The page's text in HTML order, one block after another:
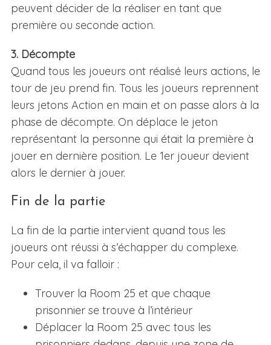
peuvent décider de la réaliser en tant que
première ou seconde action.
3. Décompte
Quand tous les joueurs ont réalisé leurs actions, le
tour de jeu prend fin. Tous les joueurs reprennent
leurs jetons Action en main et on passe alors à la
phase de décompte. On déplace le jeton
représentant la personne qui était la première à
jouer en dernière position. Le 1er joueur devient
alors le dernier à jouer.
Fin de la partie
La fin de la partie intervient quand tous les
joueurs ont réussi à s’échapper du complexe.
Pour cela, il va falloir :
Trouver la Room 25 et que chaque
prisonnier se trouve à l’intérieur
Déplacer la Room 25 avec tous les
S
a
c
h
f